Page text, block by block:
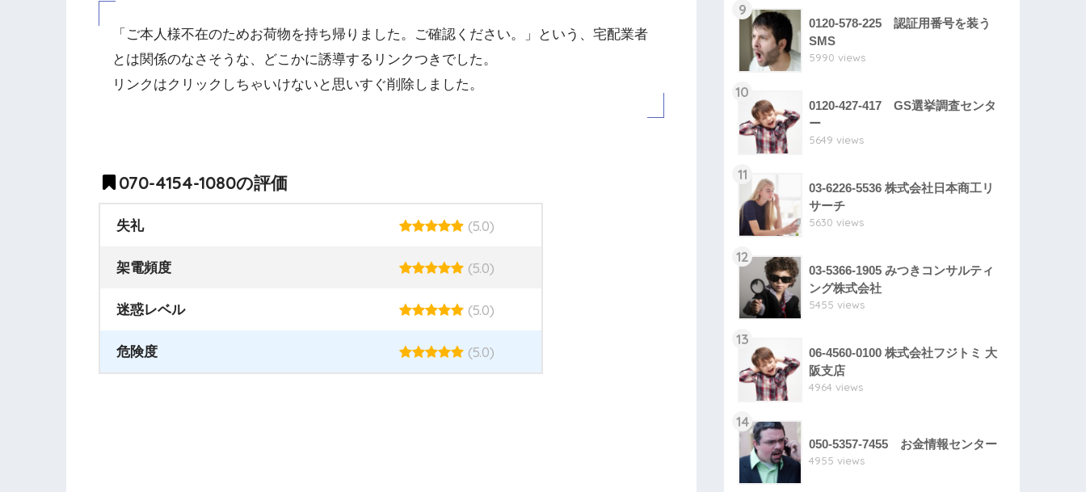
「ご本人様不在のためお荷物を持ち帰りました。ご確認ください。」という、宅配業者
とは関係のなさそうな、どこかに誘導するリンクつきでした。
リンクはクリックしちゃいけないと思いすぐ削除しました。
070-4154-1080の評価
失礼 (5.0)
架電頻度 (5.0)
迷惑レベル (5.0)
危険度 (5.0)
9
0120-578-225 認証用番号を装う
SMS
5990 views
10
0120-427-417 GS選挙調査センタ
ー
5649 views
11
03-6226-5536 株式会社日本商工リ
サーチ
5630 views
12
03-5366-1905 みつきコンサルティ
ング株式会社
5455 views
13
06-4560-0100 株式会社フジトミ 大
阪支店
4964 views
14
050-5357-7455 お金情報センター
4955 views